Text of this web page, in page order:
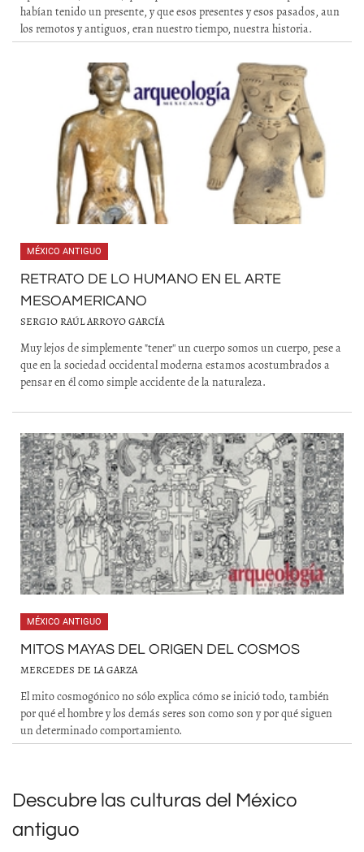
habían tenido un presente, y que esos presentes y esos pasados, aun
los remotos y antiguos, eran nuestro tiempo, nuestra historia.
MÉXICO ANTIGUO
RETRATO DE LO HUMANO EN EL ARTE
MESOAMERICANO
SERGIO RAÚL ARROYO GARCÍA
Muy lejos de simplemente "tener'' un cuerpo somos un cuerpo, pese a
que en la sociedad occidental moderna estamos acostumbrados a
pensar en él como simple accidente de la naturaleza.
MÉXICO ANTIGUO
MITOS MAYAS DEL ORIGEN DEL COSMOS
MERCEDES DE LA GARZA
El mito cosmogónico no sólo explica cómo se inició todo, también
por qué el hombre y los demás seres son como son y por qué siguen
un determinado comportamiento.
Descubre las culturas del México
antiguo